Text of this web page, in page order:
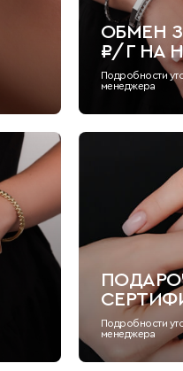
ОБМЕН
₽/Г НА
Подробности
менеджера
Подробности
менеджера